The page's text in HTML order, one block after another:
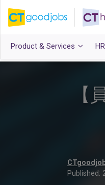
Product & Services
【
Published: